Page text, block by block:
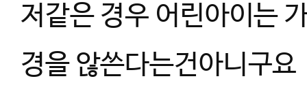
저같은 경우 어린아이는
경을 않쓴다는건아니구요